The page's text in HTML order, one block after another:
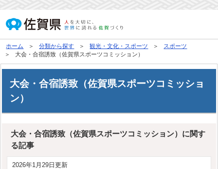
ホーム 分類から探す 観光・文化・スポーツ
スポーツ
大会・合宿誘致（佐賀県スポーツコミッション）
大会・合宿誘致（佐賀県スポーツコミッショ
ン）
大会・合宿誘致（佐賀県スポーツコミッション）に関す
る記事
2026年1月29日更新